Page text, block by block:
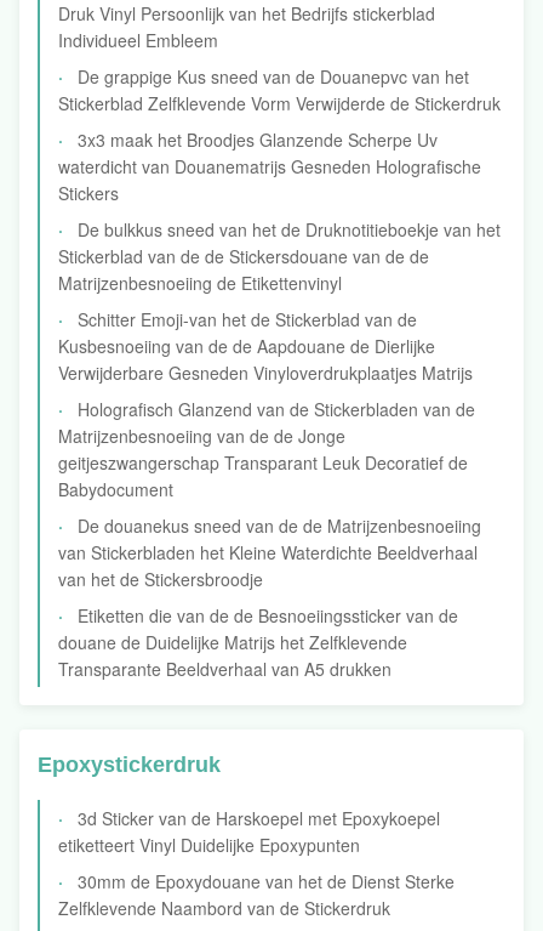
Druk Vinyl Persoonlijk van het Bedrijfs stickerblad
Individueel Embleem
De grappige Kus sneed van de Douanepvc van het
Stickerblad Zelfklevende Vorm Verwijderde de Stickerdruk
3x3 maak het Broodjes Glanzende Scherpe Uv
waterdicht van Douanematrijs Gesneden Holografische
Stickers
De bulkkus sneed van het de Druknotitieboekje van het
Stickerblad van de de Stickersdouane van de de
Matrijzenbesnoeiing de Etikettenvinyl
Schitter Emoji-van het de Stickerblad van de
Kusbesnoeiing van de de Aapdouane de Dierlijke
Verwijderbare Gesneden Vinyloverdrukplaatjes Matrijs
Holografisch Glanzend van de Stickerbladen van de
Matrijzenbesnoeiing van de de Jonge
geitjeszwangerschap Transparant Leuk Decoratief de
Babydocument
De douanekus sneed van de de Matrijzenbesnoeiing
van Stickerbladen het Kleine Waterdichte Beeldverhaal
van het de Stickersbroodje
Etiketten die van de de Besnoeiingssticker van de
douane de Duidelijke Matrijs het Zelfklevende
Transparante Beeldverhaal van A5 drukken
Epoxystickerdruk
3d Sticker van de Harskoepel met Epoxykoepel
etiketteert Vinyl Duidelijke Epoxypunten
30mm de Epoxydouane van het de Dienst Sterke
Zelfklevende Naambord van de Stickerdruk